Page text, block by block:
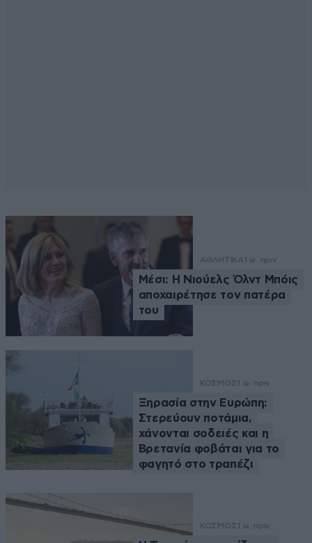
ΑΘΛΗΤΙΚΑ 1 ω. πριν
Μέσι: Η Νιούελς Όλντ Μπόις
αποχαιρέτησε τον πατέρα
του
ΚΟΣΜΟΣ 1 ω. πριν
Ξηρασία στην Ευρώπη:
Στερεύουν ποτάμια,
χάνονται σοδειές και η
Βρετανία φοβάται για το
φαγητό στο τραπέζι
ΚΟΣΜΟΣ 1 ω. πριν